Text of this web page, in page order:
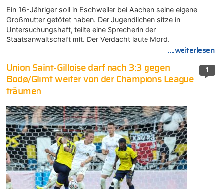
Ein 16-Jähriger soll in Eschweiler bei Aachen seine eigene
Großmutter getötet haben. Der Jugendlichen sitze in
Untersuchungshaft, teilte eine Sprecherin der
Staatsanwaltschaft mit. Der Verdacht laute Mord.
....weiterlesen
1
Union Saint-Gilloise darf nach 3:3 gegen
Bodø/Glimt weiter von der Champions League
träumen